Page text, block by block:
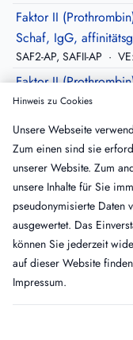
Faktor II
Schaf, IgG,
SAF2-AP, SAFII-AP ·
Faktor II
Schaf, IgG, gereinigt,
konjugiert
SAF2-HRP, SAFII-HRP
Faktor II
Schaf, Fragment-2,
affinitätsgereinigt
SAF2-F2AP, SAFII-FIIAP,
FIIAP VE: 500 µg
Hinweis zu Cookies
Unsere Webseite
Zum einen sind sie
unserer Website. Zum
unsere Inhalte für Sie
pseudonymisierte Daten
ausgewertet. Das
können Sie jederzeit
auf dieser Website
Impressum.